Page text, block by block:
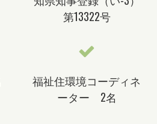
第13322号
福祉住環境コーディネ
ーター 2名